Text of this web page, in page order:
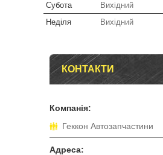
Субота
Вихідний
Неділя
Вихідний
КОНТАКТИ
Геккон Автозапчастини